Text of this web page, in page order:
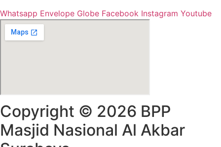
Whatsapp Envelope Globe Facebook Instagram Youtube
Copyright © 2026 BPP
Masjid Nasional Al Akbar